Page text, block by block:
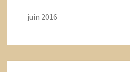
juin 2016